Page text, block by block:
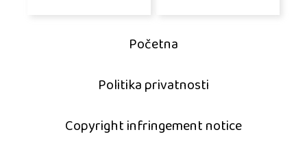
Početna
Politika privatnosti
Copyright infringement notice